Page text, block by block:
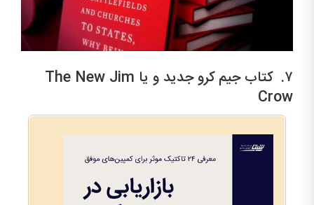
۷. کتاب جیم کرو جدید و یا The New Jim
Crow